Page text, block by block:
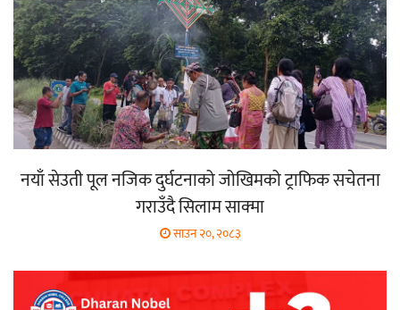
नयाँ सेउती पूल नजिक दुर्घटनाको जोखिमको ट्राफिक सचेतना
गराउँदै सिलाम साक्मा
साउन २०, २०८३